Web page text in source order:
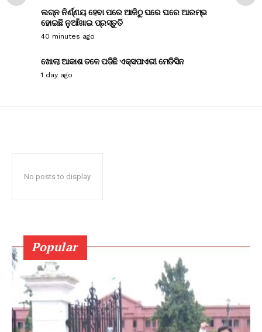
ଲଗ୍ନ ନିର୍ଣ୍ଣୟ ହେବା ପରେ ଆଜିଠୁ ଘରେ ଘରେ ଆରମ୍ଭ
ହୋଇଛି ନୁଆଁଖାଇ ପ୍ରସ୍ତୁତି
40 minutes ago
ଖୋଲା ଆକାଶ ତଳେ ପଡିଛି ଏକ୍ସପାଏରୀ ମେଡିସିନ
1 day ago
No posts to display
Popular